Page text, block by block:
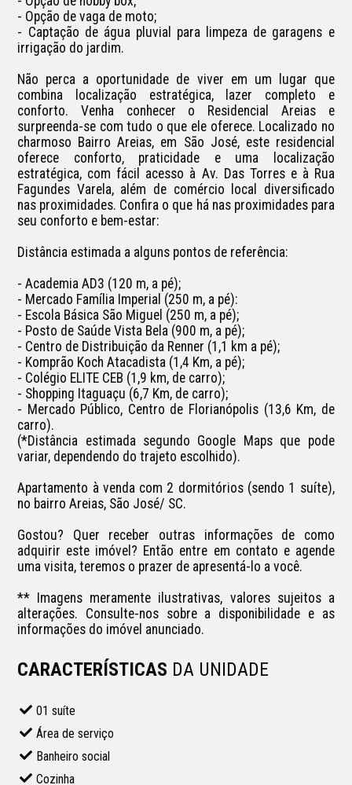
- Opção de vaga de moto;
- Captação de água pluvial para limpeza de garagens e
irrigação do jardim.
Não perca a oportunidade de viver em um lugar que
combina localização estratégica, lazer completo e
conforto. Venha conhecer o Residencial Areias e
surpreenda-se com tudo o que ele oferece. Localizado no
charmoso Bairro Areias, em São José, este residencial
oferece conforto, praticidade e uma localização
estratégica, com fácil acesso à Av. Das Torres e à Rua
Fagundes Varela, além de comércio local diversificado
nas proximidades. Confira o que há nas proximidades para
seu conforto e bem-estar:
Distância estimada a alguns pontos de referência:
- Academia AD3 (120 m, a pé);
- Mercado Família Imperial (250 m, a pé):
- Escola Básica São Miguel (250 m, a pé);
- Posto de Saúde Vista Bela (900 m, a pé);
- Centro de Distribuição da Renner (1,1 km a pé);
- Komprão Koch Atacadista (1,4 Km, a pé);
- Colégio ELITE CEB (1,9 km, de carro);
- Shopping Itaguaçu (6,7 Km, de carro);
- Mercado Público, Centro de Florianópolis (13,6 Km, de
carro).
(*Distância estimada segundo Google Maps que pode
variar, dependendo do trajeto escolhido).
Apartamento à venda com 2 dormitórios (sendo 1 suíte),
no bairro Areias, São José/ SC.
Gostou? Quer receber outras informações de como
adquirir este imóvel? Então entre em contato e agende
uma visita, teremos o prazer de apresentá-lo a você.
** Imagens meramente ilustrativas, valores sujeitos a
alterações. Consulte-nos sobre a disponibilidade e as
informações do imóvel anunciado.
CARACTERÍSTICAS DA UNIDADE
01 suíte
Área de serviço
Banheiro social
Cozinha